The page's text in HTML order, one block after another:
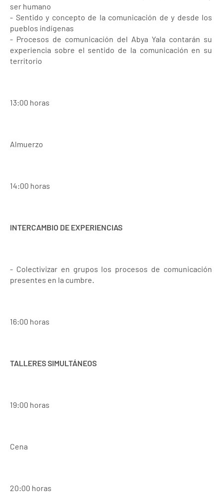
ser humano
- Sentido y concepto de la comunicación de y desde los
pueblos indígenas
- Procesos de comunicación del Abya Yala contarán su
experiencia sobre el sentido de la comunicación en su
territorio
13:00 horas
Almuerzo
14:00 horas
INTERCAMBIO DE EXPERIENCIAS
- Colectivizar en grupos los procesos de comunicación
presentes en la cumbre.
16:00 horas
TALLERES SIMULTÁNEOS
19:00 horas
Cena
20:00 horas